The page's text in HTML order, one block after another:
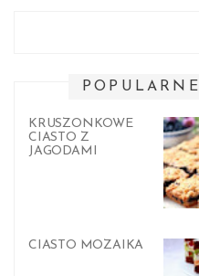
POPULARNE
KRUSZONKOWE
CIASTO Z
JAGODAMI
CIASTO MOZAIKA